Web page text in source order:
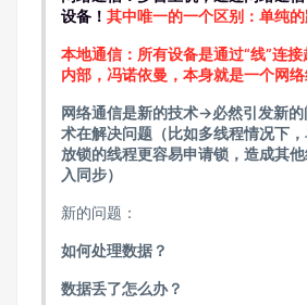
设备！ 其中唯一的一个区别：单纯的
本地通信：所有设备是通过“线”连
内部，冯诺依曼，本身就是一个网络
网络通信是新的技术->必然引发新
术在解决问题（比如多线程情况下
放锁的线程更容易申请锁，造成其
入同步）
新的问题：
如何处理数据？
数据丢了怎么办？